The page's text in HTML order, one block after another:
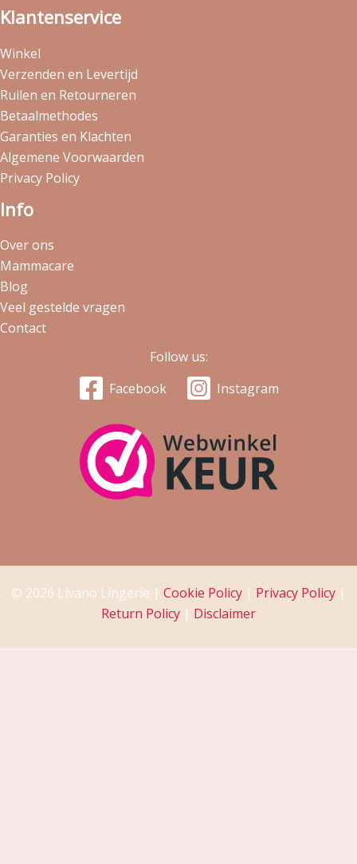
Klantenservice
Winkel
Verzenden en Levertijd
Ruilen en Retourneren
Betaalmethodes
Garanties en Klachten
Algemene Voorwaarden
Privacy Policy
Info
Over ons
Mammacare
Blog
Veel gestelde vragen
Contact
Follow us:
Facebook
Instagram
© 2026 Livano Lingerie | Cookie Policy | Privacy Policy |
Return Policy | Disclaimer